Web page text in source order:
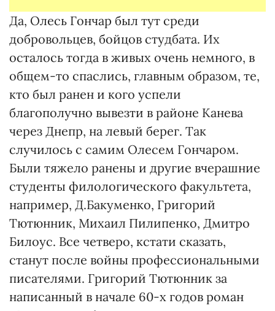
Да, Олесь Гончар был тут среди
добровольцев, бойцов студбата. Их
осталось тогда в живых очень немного, в
общем-то спаслись, главным образом, те,
кто был ранен и кого успели
благополучно вывезти в районе Канева
через Днепр, на левый берег. Так
случилось с самим Олесем Гончаром.
Были тяжело ранены и другие вчерашние
студенты филологического факультета,
например, Д.Бакуменко, Григорий
Тютюнник, Михаил Пилипенко, Дмитро
Билоус. Все четверо, кстати сказать,
станут после войны профессиональными
писателями. Григорий Тютюнник за
написанный в начале 60-х годов роман